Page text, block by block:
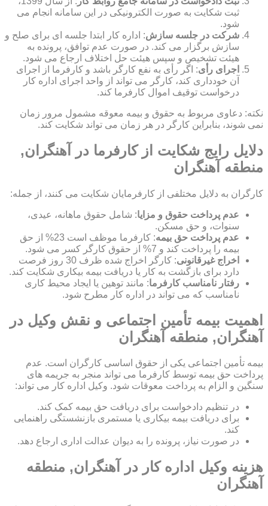
ثبت شکایت به صورت الکترونیکی در این سامانه انجام می
شود.
شرکت در جلسه سازش: اداره کار ابتدا جلسه ای برای صلح و
سازش برگزار می کند. در صورت عدم توافق، پرونده به
هیئت تشخیص و سپس هیئت حل اختلاف ارجاع می شود.
اجرای رأی: اگر رأی به نفع کارگر باشد و کارفرما از اجرای
آن خودداری کند، کارگر می تواند از واحد اجرای اداره کار
درخواست توقیف اموال کارفرما کند.
نکته: دعاوی مربوط به حقوق و بیمه معوقه مشمول مرور زمان
نمی شوند، بنابراین کارگر در هر زمان می تواند شکایت کند.
دلایل رایج شکایت از کارفرما در آهنگران,
منطقه آهنگران
کارگران به دلایل مختلفی از کارفرمایان شکایت می کنند، از جمله:
عدم پرداخت حقوق و مزایا: شامل حقوق ماهانه، عیدی،
سنوات، و حق مسکن.
عدم پرداخت حق بیمه
: کارفرما موظف است 23% از حق
بیمه را پرداخت کند و 7% از حقوق کارگر کسر می شود.
اخراج غیرقانونی
: کارگر اخراج شده ظرف 30 روز فرصت
دارد برای بازگشت به کار یا دریافت بیمه بیکاری شکایت کند.
رفتار نامناسب کارفرما: مانند توهین یا ایجاد محیط کاری
نامناسب که می تواند در اداره کار مطرح شود.
اهمیت بیمه تأمین اجتماعی و نقش وکیل در
آهنگران, منطقه آهنگران
بیمه تأمین اجتماعی یکی از حقوق اساسی کارگران است. عدم
پرداخت حق بیمه توسط کارفرما می تواند منجر به جریمه های
سنگین و الزام به پرداخت معوقات شود. وکیل اداره کار می تواند:
در تنظیم دادخواست برای دریافت حق بیمه کمک کند.
برای دریافت بیمه بیکاری یا مستمری بازنشستگی راهنمایی
کند.
در صورت نیاز، پرونده را به دیوان عدالت اداری ارجاع دهد.
هزینه وکیل اداره کار در آهنگران, منطقه
آهنگران